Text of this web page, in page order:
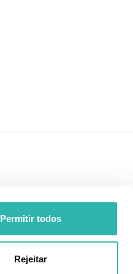
Permitir todos
Rejeitar